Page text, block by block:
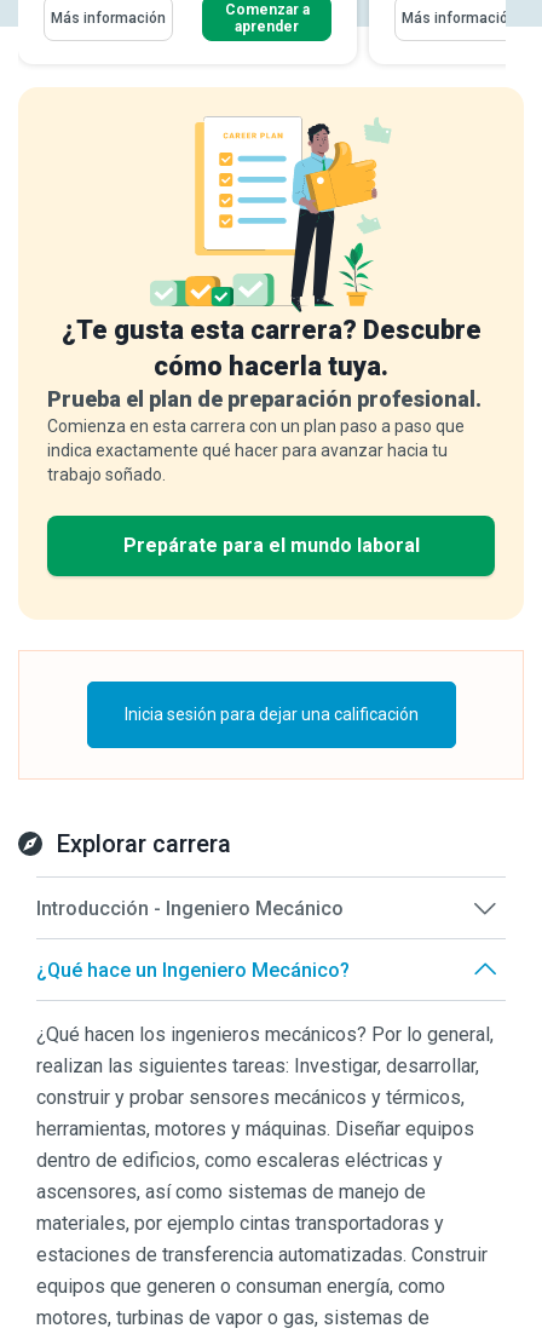
Más información
Comenzar a
aprender
Más información
¿Te gusta esta carrera? Descubre
cómo hacerla tuya.
Prueba el plan de preparación profesional.
Comienza en esta carrera con un plan paso a paso que
indica exactamente qué hacer para avanzar hacia tu
trabajo soñado.
Prepárate para el mundo laboral
Inicia sesión para dejar una calificación
Explorar carrera
Introducción - Ingeniero Mecánico
¿Qué hace un Ingeniero Mecánico?
¿Qué hacen los ingenieros mecánicos? Por lo general,
realizan las siguientes tareas: Investigar, desarrollar,
construir y probar sensores mecánicos y térmicos,
herramientas, motores y máquinas. Diseñar equipos
dentro de edificios, como escaleras eléctricas y
ascensores, así como sistemas de manejo de
materiales, por ejemplo cintas transportadoras y
estaciones de transferencia automatizadas. Construir
equipos que generen o consuman energía, como
motores, turbinas de vapor o gas, sistemas de